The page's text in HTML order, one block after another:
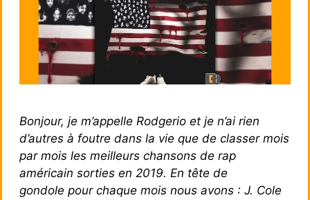
Bonjour, je m’appelle Rodgerio et je n’ai rien
d’autres à foutre dans la vie que de classer mois
par mois les meilleurs chansons de rap
américain sorties en 2019. En tête de
gondole pour chaque mois nous avons : J. Cole